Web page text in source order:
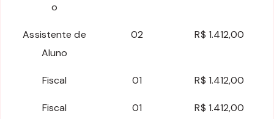
o
Assistente de
Aluno
02 R$ 1.412,00
Fiscal 01 R$ 1.412,00
Fiscal
01 R$ 1.412,00